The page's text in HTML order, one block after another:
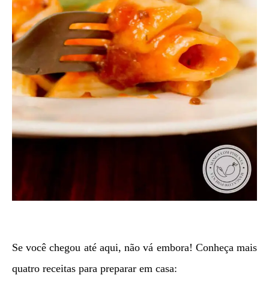
Se você chegou até aqui, não vá embora! Conheça mais
quatro receitas para preparar em casa: